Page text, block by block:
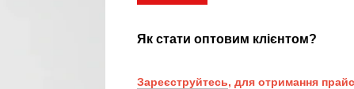
Як стати оптовим клієнтом?
Зареєструйтесь, для отримання